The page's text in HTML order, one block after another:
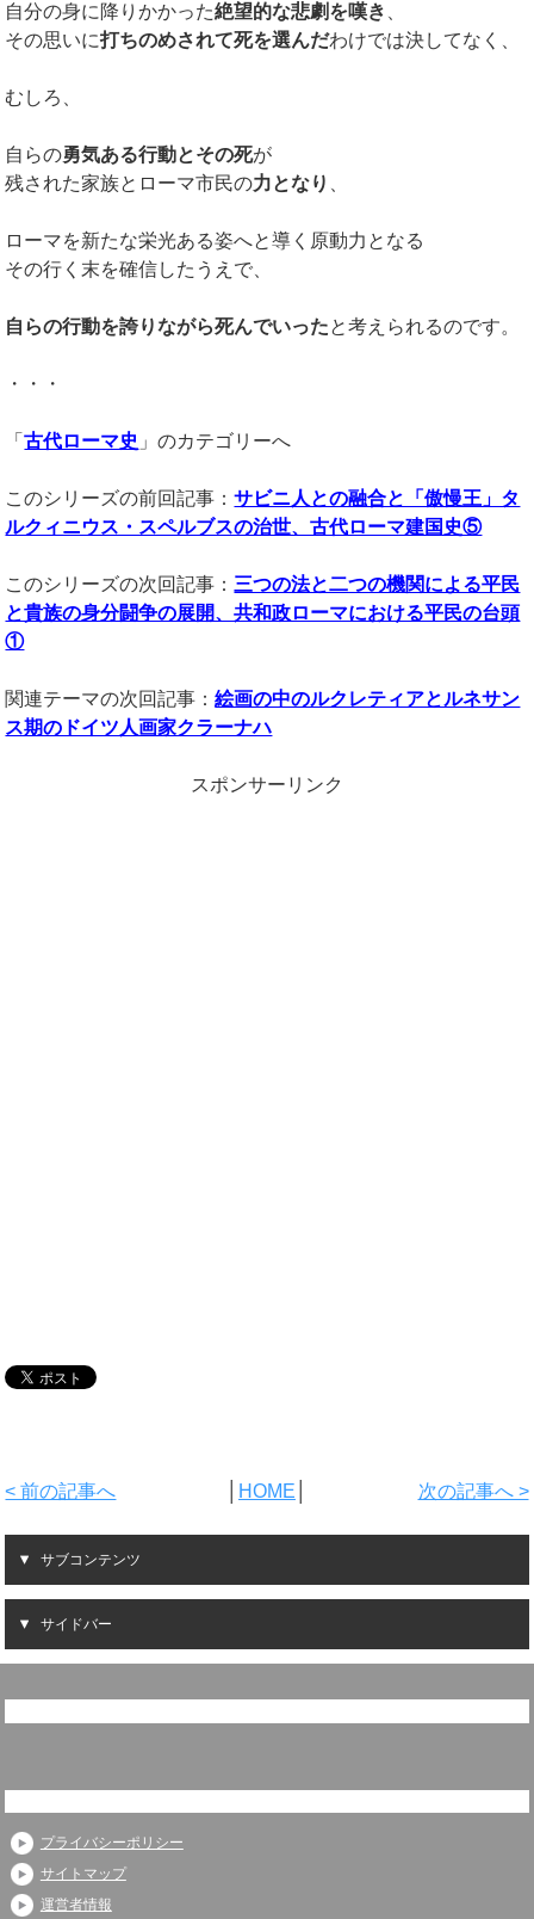
自分の身に降りかかった絶望的な悲劇を嘆き 、
その思いに打ちのめされて死を選んだわけでは決してなく、
むしろ、
自らの勇気ある行動とその死が
残された家族とローマ市民の力となり 、
ローマを新たな栄光ある姿へと導く原動力となる
その行く末を確信したうえで、
自らの行動を誇りながら死んでいったと考えられるのです。
・・・
「古代ローマ史 」のカテゴリーへ
このシリーズの前回記事：サビニ人との融合と「傲慢王」タ
ルクィニウス・スペルブスの治世、古代ローマ建国史⑤
このシリーズの次回記事：三つの法と二つの機関による平民
と貴族の身分闘争の展開、共和政ローマにおける平民の台頭
①
関連テーマの次回記事：絵画の中のルクレティアとルネサン
ス期のドイツ人画家クラーナハ
スポンサーリンク
< 前の記事へ HOME 次の記事へ >
サブコンテンツ
サイドバー
プライバシーポリシー
サイトマップ
運営者情報